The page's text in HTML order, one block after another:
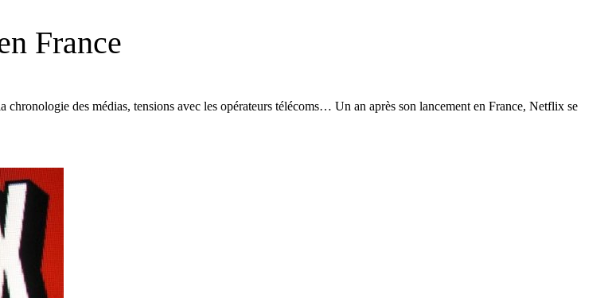
France
des médias, tensions avec les opérateurs télécoms… Un an après son lancement en France, Netflix se